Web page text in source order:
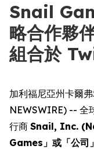
Snail
略合作夥
組合於
加利福尼亞州卡爾
NEWSWIRE) -- 全
行商 Snail, Inc.
Games」或「公司